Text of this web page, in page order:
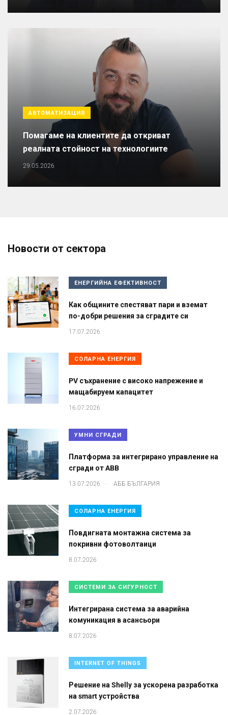
АВТОМАТИЗАЦИЯ
Помагаме на клиентите да откриват
реалната стойност на технологиите
29.05.2026
Новости от сектора
ЕНЕРГИЙНА ЕФЕКТИВНОСТ
Как общините спестяват пари и вземат
по-добри решения за сградите си
17.07.2026
СОЛАРНА ЕНЕРГИЯ
PV съхранение с високо напрежение и
мащабируем капацитет
16.07.2026
УМНИ СГРАДИ
Платформа за интегрирано управление на
сгради от ABB
13.07.2026 . АББ БЪЛГАРИЯ
СОЛАРНА ЕНЕРГИЯ
Повдигната монтажна система за
покривни фотоволтаици
8.07.2026
СИСТЕМИ ЗА СИГУРНОСТ
Интегрирана система за аварийна
комуникация в асансьори
8.07.2026
INTERNET OF THINGS
Решение на Shelly за ускорена разработка
на smart устройства
2.07.2026